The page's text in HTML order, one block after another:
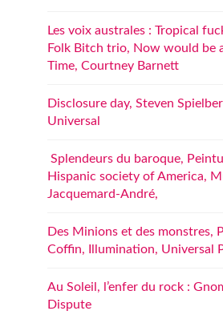
Les voix australes : Tropical
Folk Bitch trio, Now would be
Time, Courtney Barnett
Disclosure day, Steven
Universal
Splendeurs du baroque,
Hispanic society of America,
Jacquemard-André,
Des Minions et des monstres,
Coffin, Illumination, Universal
Au Soleil, l’enfer du rock :
Dispute